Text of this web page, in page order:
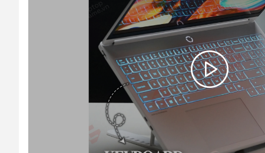
Cấu hình xuất sắc và hiệu năng tùy
Cấu hình phần cứng khủng càng được đẩy xa hơn
năng nâng cấp lên RAM DDR5 6400MT/s và SSD
phong độ trải nghiệm suốt nhiều năm sử dụng laptop.